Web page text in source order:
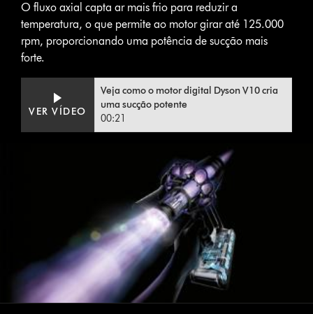
O fluxo axial capta ar mais frio para reduzir a
temperatura, o que permite ao motor girar até 125.000
rpm, proporcionando uma potência de sucção mais
forte.
VER VÍDEO
Veja como o motor digital Dyson V10 cria
uma sucção potente
00:21